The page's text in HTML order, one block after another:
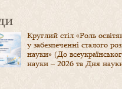
Круглий стіл «Роль
у забезпеченні сталого
науки» (До
науки – 2026 та Дня